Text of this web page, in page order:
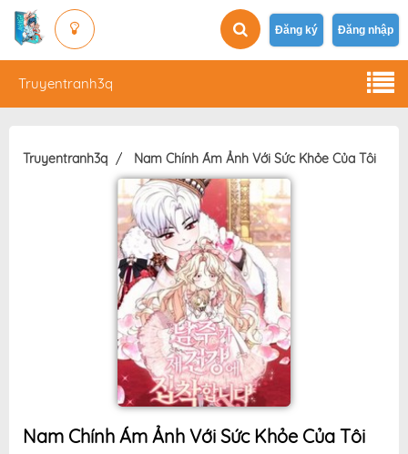
Đăng ký Đăng nhập
Truyentranh3q
Truyentranh3q Nam Chính Ám Ảnh Với Sức Khỏe Của Tôi
Nam Chính Ám Ảnh Với Sức Khỏe Của Tôi